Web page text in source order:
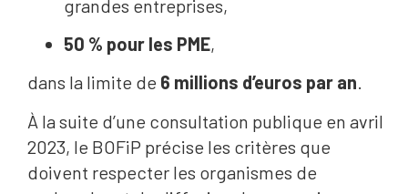
grandes entreprises,
50 % pour les PME,
dans la limite de 6 millions d’euros par an.
À la suite d’une consultation publique en avril
2023, le BOFiP précise les critères que
doivent respecter les organismes de